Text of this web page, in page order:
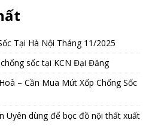
Tại Hà Nội Tháng 11/2025
sốc tại KCN Đại Đăng
– Cần Mua Mút Xốp Chống Sốc
Uyên dùng để bọc đồ nội thất xuất